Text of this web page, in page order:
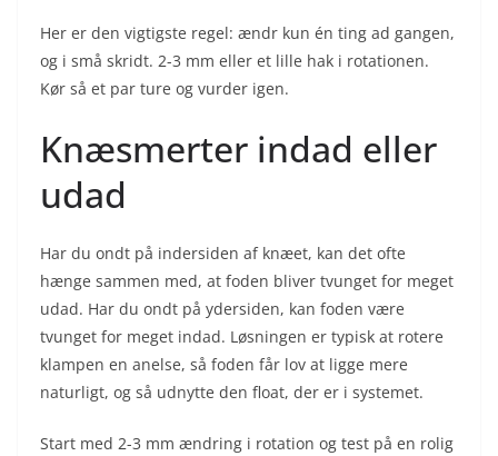
Her er den vigtigste regel: ændr kun én ting ad gangen,
og i små skridt. 2-3 mm eller et lille hak i rotationen.
Kør så et par ture og vurder igen.
Knæsmerter indad eller
udad
Har du ondt på indersiden af knæet, kan det ofte
hænge sammen med, at foden bliver tvunget for meget
udad. Har du ondt på ydersiden, kan foden være
tvunget for meget indad. Løsningen er typisk at rotere
klampen en anelse, så foden får lov at ligge mere
naturligt, og så udnytte den float, der er i systemet.
Start med 2-3 mm ændring i rotation og test på en rolig